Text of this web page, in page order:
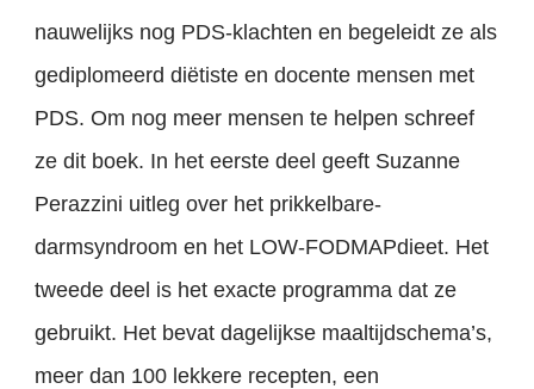
nauwelijks nog PDS-klachten en begeleidt ze als
gediplomeerd diëtiste en docente mensen met
PDS. Om nog meer mensen te helpen schreef
ze dit boek. In het eerste deel geeft Suzanne
Perazzini uitleg over het prikkelbare-
darmsyndroom en het LOW-FODMAPdieet. Het
tweede deel is het exacte programma dat ze
gebruikt. Het bevat dagelijkse maaltijdschema’s,
meer dan 100 lekkere recepten, een